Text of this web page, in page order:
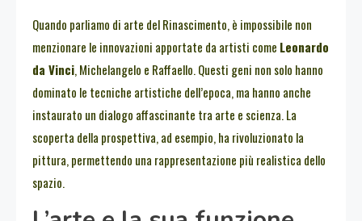
Quando parliamo di arte del Rinascimento, è impossibile non
menzionare le innovazioni apportate da artisti come Leonardo
da Vinci, Michelangelo e Raffaello. Questi geni non solo hanno
dominato le tecniche artistiche dell’epoca, ma hanno anche
instaurato un dialogo affascinante tra arte e scienza. La
scoperta della prospettiva, ad esempio, ha rivoluzionato la
pittura, permettendo una rappresentazione più realistica dello
spazio.